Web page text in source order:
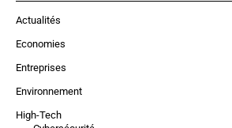
Actualités
Economies
Entreprises
Environnement
High-Tech